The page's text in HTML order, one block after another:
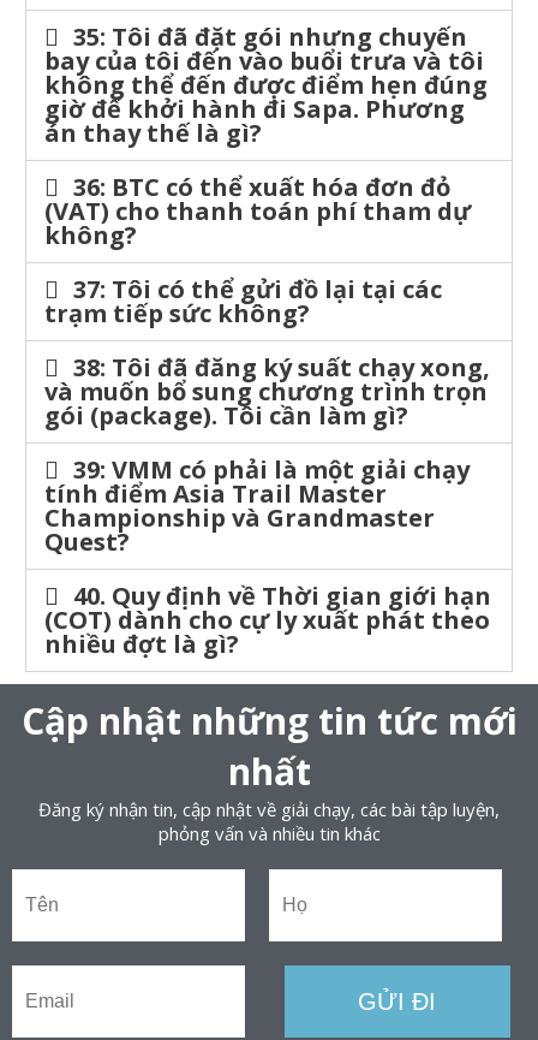
35: Tôi đã đặt gói nhưng chuyến
bay của tôi đến vào buổi trưa và tôi
không thể đến được điểm hẹn đúng
giờ để khởi hành đi Sapa. Phương
án thay thế là gì?
36: BTC có thể xuất hóa đơn đỏ
(VAT) cho thanh toán phí tham dự
không?
37: Tôi có thể gửi đồ lại tại các
trạm tiếp sức không?
38: Tôi đã đăng ký suất chạy xong,
và muốn bổ sung chương trình trọn
gói (package). Tôi cần làm gì?
39: VMM có phải là một giải chạy
tính điểm Asia Trail Master
Championship và Grandmaster
Quest?
40. Quy định về Thời gian giới hạn
(COT) dành cho cự ly xuất phát theo
nhiều đợt là gì?
Cập nhật những tin tức mới
nhất
Đăng ký nhận tin, cập nhật về giải chạy, các bài tập luyện,
phỏng vấn và nhiều tin khác